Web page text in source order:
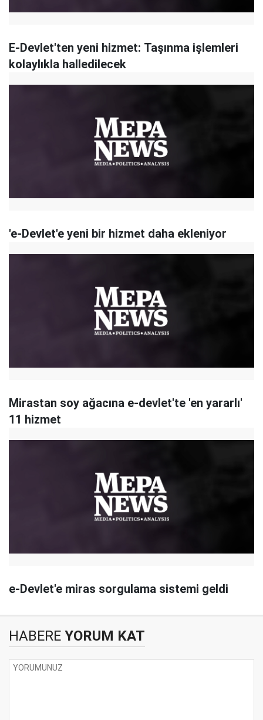
E-Devlet'ten yeni hizmet: Taşınma işlemleri
kolaylıkla halledilecek
'e-Devlet'e yeni bir hizmet daha ekleniyor
Mirastan soy ağacına e-devlet'te 'en yararlı'
11 hizmet
e-Devlet'e miras sorgulama sistemi geldi
HABERE YORUM KAT